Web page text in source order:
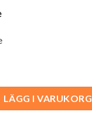
LÄGG I VARUKORG